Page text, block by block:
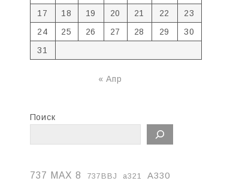
17
18 19 20 21 22
23
24
25 26 27 28 29
30
31
« Апр
Поиск
737 MAX 8 737BBJ a321 A330